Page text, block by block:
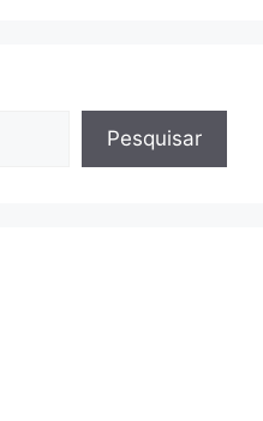
Pesquisar